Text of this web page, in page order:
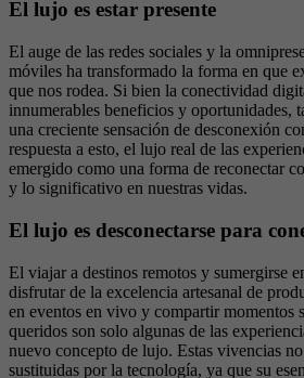
El lujo es estar presente
El auge de las redes sociales y la
móviles ha transformado la forma en que
que nos rodea. Si bien la conectividad
innumerables beneficios y oportunidades,
una creciente sensación de desconexión
respuesta a esto, el lujo real de las
emergido como una forma de reconectar
y lo significativo en nuestras vidas.
El lujo es desconectarse para
El viajar a destinos remotos y sumergirse
disfrutar de la excelencia artesanal de
en eventos en vivo y compartir momentos
queridos son solo algunas de las
nuevo concepto de lujo. Estas vivencias
sustituidas por la tecnología, ya que su